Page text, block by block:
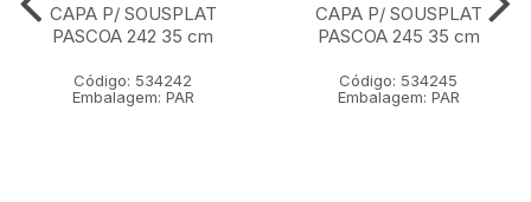
CAPA P/ SOUSPLAT
PASCOA 242 35 cm
Código: 534242
Embalagem: PAR
CAPA P/ SOUSPLAT
PASCOA 245 35 cm
Código: 534245
Embalagem: PAR